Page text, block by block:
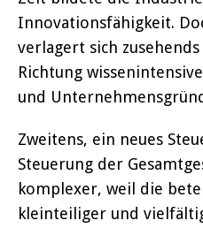
Innovationsfähigkeit.
verlagert sich
Richtung
und
Zweitens, ein neues
Steuerung der
komplexer, weil die
kleinteiliger und